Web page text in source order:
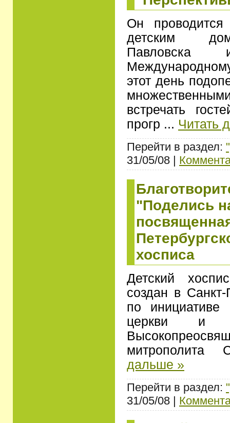
Он
детским
этот день
встречать
прогр ... Читать
Перейти в раздел:
31/05/08 |
"Поделись
хосписа
Детский
создан в Санкт-
по инициативе
церкви и
митрополита
дальше »
Перейти в раздел:
31/05/08 |